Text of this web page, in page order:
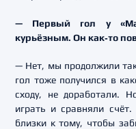
— Первый гол у
курьёзным. Он как‑то
— Нет, мы продолжили
гол тоже получился в
сходу, не доработали.
играть и сравняли
близки к тому, чтобы